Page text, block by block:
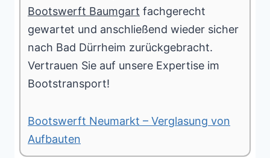
Bootswerft Baumgart fachgerecht
gewartet und anschließend wieder sicher
nach Bad Dürrheim zurückgebracht.
Vertrauen Sie auf unsere Expertise im
Bootstransport!
Bootswerft Neumarkt – Verglasung von
Aufbauten